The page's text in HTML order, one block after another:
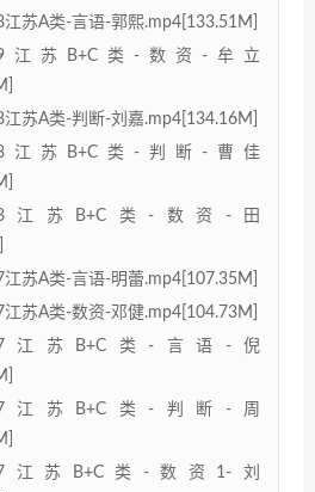
苏A类-言语-郭熙.mp4[133.51M]
江苏B+C类-数资-牟立
苏A类-判断-刘嘉.mp4[134.16M]
江苏B+C类-判断-曹佳
江苏B+C类-数资-田
苏A类-言语-明蕾.mp4[107.35M]
苏A类-数资-邓健.mp4[104.73M]
江苏B+C类-言语-倪
江苏B+C类-判断-周
江苏B+C类-数资1-刘